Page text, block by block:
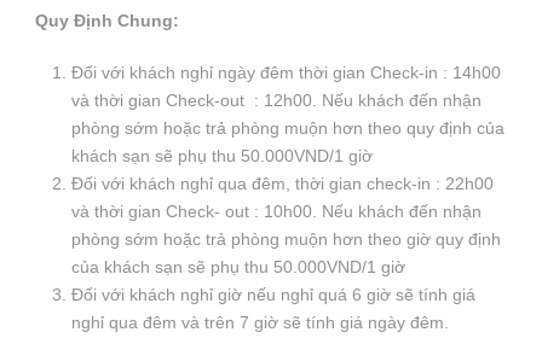
Quy Định Chung:
Đối với khách nghỉ ngày đêm thời gian Check-in : 14h00
và thời gian Check-out : 12h00. Nếu khách đến nhận
phòng sớm hoặc trả phòng muộn hơn theo quy định của
khách sạn sẽ phụ thu 50.000VND/1 giờ
Đối với khách nghỉ qua đêm, thời gian check-in : 22h00
và thời gian Check- out : 10h00. Nếu khách đến nhận
phòng sớm hoặc trả phòng muộn hơn theo giờ quy định
của khách sạn sẽ phụ thu 50.000VND/1 giờ
Đối với khách nghỉ giờ nếu nghỉ quá 6 giờ sẽ tính giá
nghỉ qua đêm và trên 7 giờ sẽ tính giá ngày đêm.